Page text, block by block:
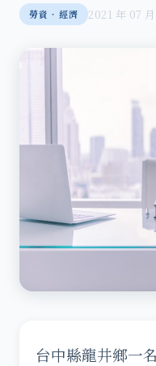
勞資‧經濟 2021 年 07
台中縣龍井鄉一